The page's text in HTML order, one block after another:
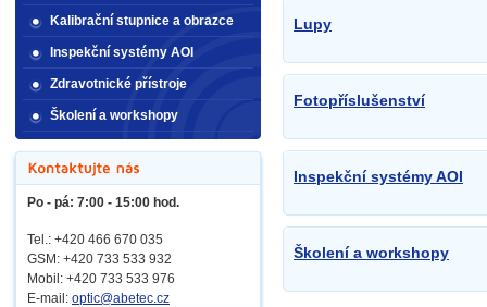
Lupy
Fotopříslušenství
Inspekční systémy AOI
Školení a workshopy
Kalibrační stupnice a obrazce
Inspekční systémy AOI
Zdravotnické přístroje
Školení a workshopy
Po - pá: 7:00 - 15:00 hod.
Tel.: +420 466 670 035
GSM: +420 733 533 932
Mobil: +420 733 533 976
E-mail: optic@abetec.cz